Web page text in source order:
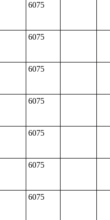
6075
6075
6075
6075
6075
6075
6075